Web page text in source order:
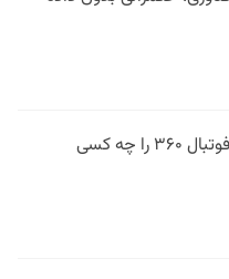
فیلتر در وقت اضافه؛ فوتبال ۳۶۰ را چه کسی